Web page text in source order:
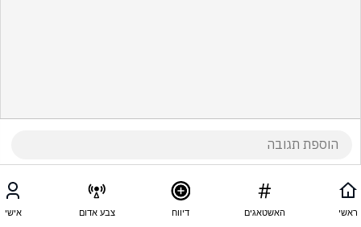
ראשי האשטאגים דיווח צבע אדום אישי